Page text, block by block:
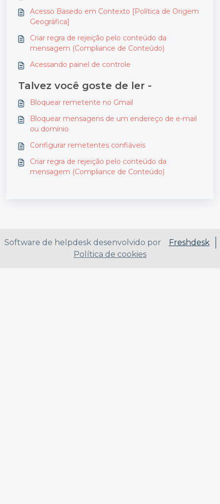
Acesso Basedo em Contexto [Política de Origem
Geográfica]
Criar regra de rejeição pelo conteúdo da
mensagem (Compliance de Conteúdo)
Acessando painel de controle
Talvez você goste de ler -
Bloquear remetente no Gmail
Bloquear mensagens de um endereço de e-mail
ou domínio
Configurar remetentes confiáveis
Criar regra de rejeição pelo conteúdo da
mensagem (Compliance de Conteúdo)
Software de helpdesk desenvolvido por
Freshdesk
Política de cookies